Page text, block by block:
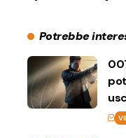
Potrebbe